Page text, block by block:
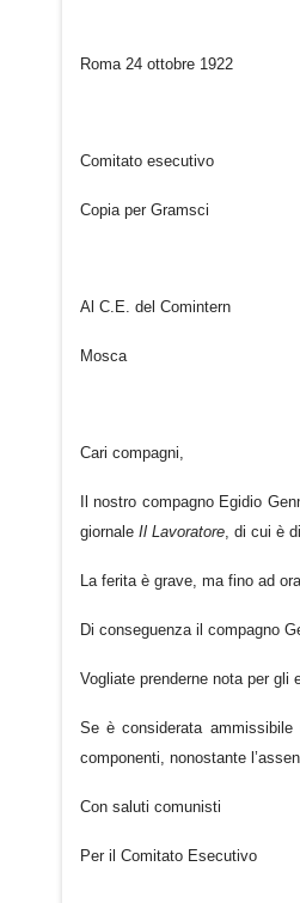
Roma 24 ottobre 1922
Comitato esecutivo
Copia per Gramsci
Al C.E. del Comintern
Mosca
Cari compagni,
Il nostro compagno Egidio
giornale Il Lavoratore , di cui è
La ferita è grave, ma fino ad
Di conseguenza il compagno
Vogliate prenderne nota per gli
Se è considerata
componenti, nonostante
Con saluti comunisti
Per il Comitato Esecutivo